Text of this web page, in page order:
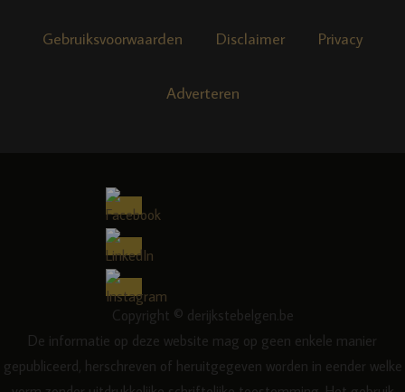
Gebruiksvoorwaarden Disclaimer Privacy
Adverteren
Copyright © derijkstebelgen.be
De informatie op deze website mag op geen enkele manier
gepubliceerd, herschreven of heruitgegeven worden in eender welke